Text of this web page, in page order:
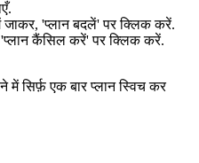
'प्लान बदलें' पर क्लिक करें.
कैंसिल करें' पर क्लिक करें.
में सिर्फ़ एक बार प्लान स्विच कर